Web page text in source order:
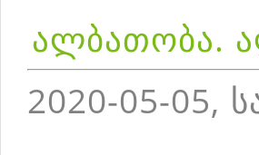
ალბათობა.
2020-05-05,